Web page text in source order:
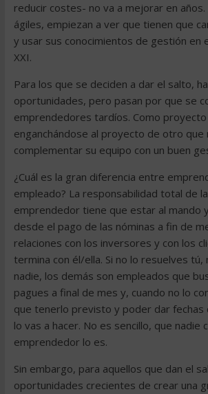
reducir costes- no va a mejorar en años.
ágiles, empiezan a ver que tienen que
y usar sus conocimientos de gestión en
XXI.
Para los que se deciden a dar el salto,
oportunidades, pero pasan por que se
emprendedores tardíos. Como
enganchándose al proyecto de otro que
complementar su equipo con un buen
¿Cuál es la gran diferencia entre
empleado? La responsabilidad total de
emprendedor tiene que estar al mando
desde el pago de las nóminas a fin de
relaciones con los inversores y con los
termina con él/ella. Si no lo resuelves tú,
nadie, los demás son empleados que
pagues a final de mes y, cuando no lo
que tenerlo previsto y poder dar fechas
lo vas a hacer. No es sencillo, que nadie
emprendedor lo es.
Sin embargo, para aquellos que dan el
oportunidades crecientes de crear una